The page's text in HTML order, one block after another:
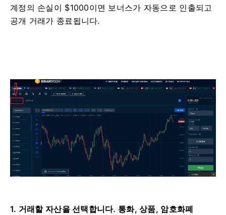
계정의 손실이 $1000이면 보너스가 자동으로 인출되고
공개 거래가 종료됩니다.
1. 거래할 자산을 선택합니다. 통화, 상품, 암호화폐